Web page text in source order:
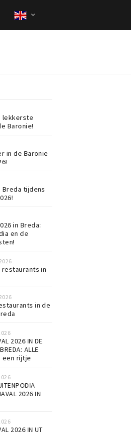
lekkerste
Baronie!
in de Baronie
Breda tijdens
in Breda:
en de
restaurants in
in de
2026 IN DE
ALLE
een rijtje
2026 IN
2026 IN UT